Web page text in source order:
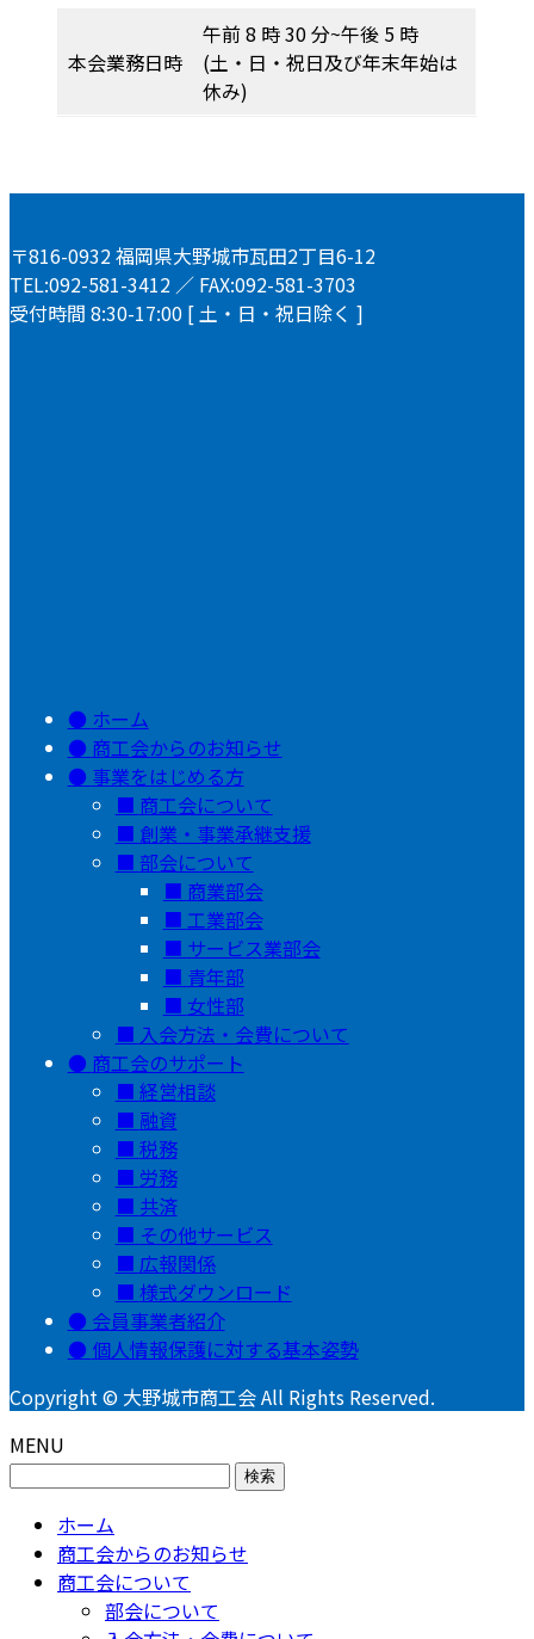
本会業務日時
午前 8 時 30 分~午後 5 時
(土・日・祝日及び年末年始は
休み)
〒816-0932 福岡県大野城市瓦田2丁目6-12
TEL:092-581-3412 ／ FAX:092-581-3703
受付時間 8:30-17:00 [ 土・日・祝日除く ]
ホーム
商工会からのお知らせ
事業をはじめる方
商工会について
創業・事業承継支援
部会について
商業部会
工業部会
サービス業部会
青年部
女性部
入会方法・会費について
商工会のサポート
経営相談
融資
税務
労務
共済
その他サービス
広報関係
様式ダウンロード
会員事業者紹介
個人情報保護に対する基本姿勢
Copyright © 大野城市商工会 All Rights Reserved.
MENU
検
ホーム
商工会からのお知らせ
商工会について
部会について